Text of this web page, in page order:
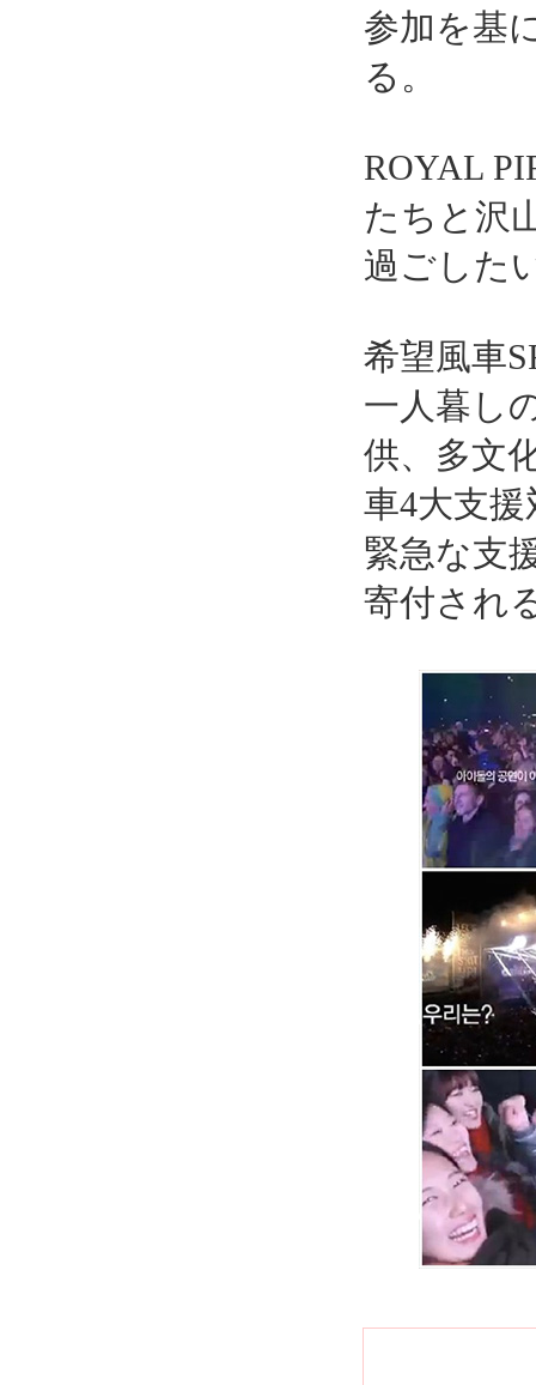
参加を基
る。
ROYAL
たちと沢
過ごした
希望風車
一人暮し
供、多文
車4大支
緊急な支
寄付され